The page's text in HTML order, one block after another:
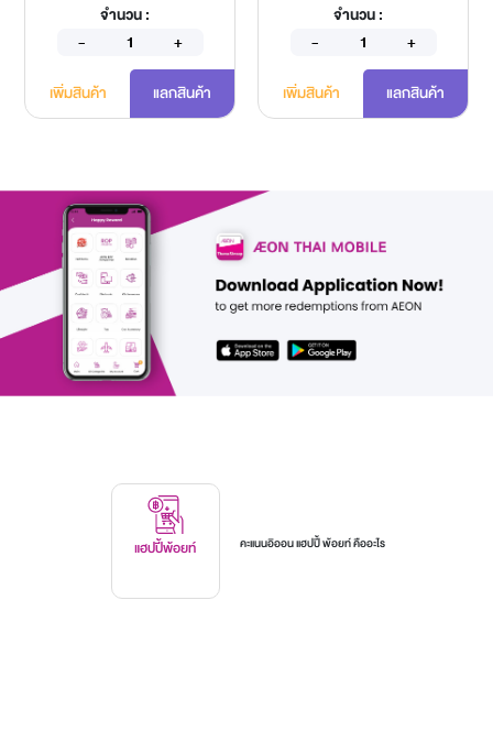
จำนวน :
เพิ่มสินค้า แลกสินค้า
จำนวน :
เพิ่มสินค้า แลกสินค้า
แฮปปี้พ้อยท์ คะแนนอิออน แฮปปี้ พ้อยท์ คืออะไร